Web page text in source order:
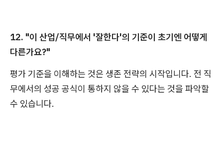
12. "이 산업/직무에서 '잘한다'의 기준이 초기엔 어떻게
다른가요?"
평가 기준을 이해하는 것은 생존 전략의 시작입니다. 전 직
무에서의 성공 공식이 통하지 않을 수 있다는 것을 파악할
수 있습니다.